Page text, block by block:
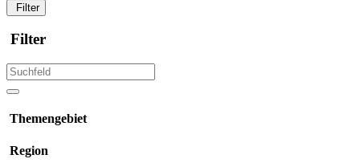
Filter
Filter
Themengebiet
Region